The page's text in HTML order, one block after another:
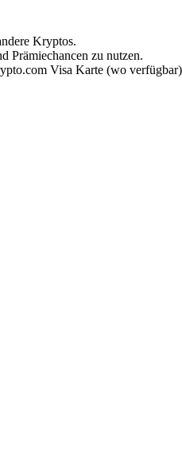
Kryptos.
Prämiechancen zu nutzen.
Visa Karte (wo